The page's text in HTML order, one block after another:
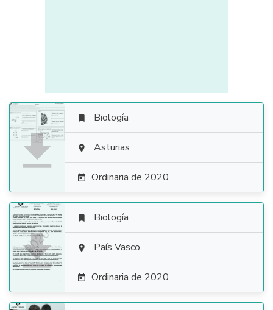

 Biología
 Asturias
 Ordinaria de 2020

 Biología
 País Vasco
 Ordinaria de 2020